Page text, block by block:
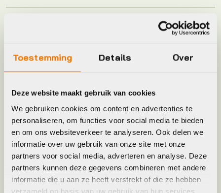
Toestemming Details Over
Deze website maakt gebruik van cookies
We gebruiken cookies om content en advertenties te
personaliseren, om functies voor social media te bieden
en om ons websiteverkeer te analyseren. Ook delen we
informatie over uw gebruik van onze site met onze
partners voor social media, adverteren en analyse. Deze
partners kunnen deze gegevens combineren met andere
informatie die u aan ze heeft verstrekt of die ze hebben
verzameld op basis van uw gebruik van hun services.
50
Accu ampere uur
Accu oplaadbaar in fiets
Accu voltage
Frame Type Lage instap